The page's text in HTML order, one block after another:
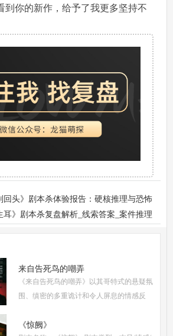
到你的新作，给予了我更多坚持不
回头》剧本杀体验报告：硬核推理与恐怖
耳》剧本杀复盘解析_线索答案_案件推理
来自告死鸟的嘲弄
《来自告死鸟的嘲弄》以其哥特式的悬疑氛
围、缜密的多重诡计和令人屏息的情感反
单。本指南将从线索流程梳理、角色任务解
《惊阙》